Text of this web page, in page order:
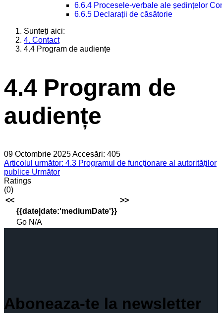
6.6.4 Procesele-verbale ale ședințelor
6.6.5 Declarații de căsătorie
Sunteți aici:
4. Contact
4.4 Program de audiențe
4.4 Program de
audiențe
09 Octombrie 2025Accesări: 405
Articolul următor: 4.3 Programul de funcționare al autorităților
publice Următor
Ratings
(0)
<<
>>
{{date|date:'mediumDate'}}
Go N/A
Aboneaza-te la newsletter